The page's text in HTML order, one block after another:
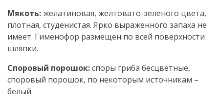
Мякоть:желатиновая, желтовато-зеленого цвета,
плотная, студенистая. Ярко выраженного запаха не
имеет. Гименофор размещен по всей поверхности
шляпки.
Споровый порошок:споры гриба бесцветные,
споровый порошок, по некоторым источникам –
белый.